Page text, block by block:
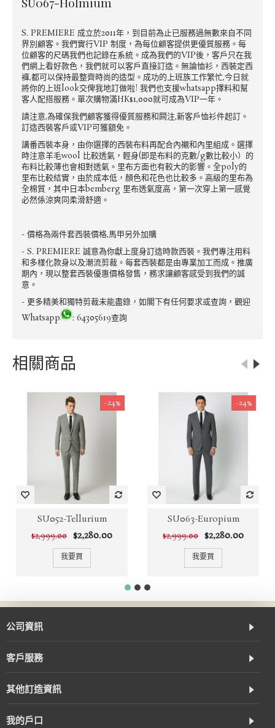
S. PREMIERE 成立於2011年，到目前為止已服務過無數來自不同
界別顧客。我們實行VIP 制度，為每位顧客提供更優質服務。每
位顧客的尺碼我們也記錄在系統。成為我們的VIP後，客戶只在我
們網上看好款色，我們就可以客戶直接訂造。無論恤衫，西裝定西
褲,都可以保持最整齊時尚的造型。成功的上班族工作繁忙,今日就
將你的上班look交俾我地訂做啦! 我們也支援whatsapp擇料和幫
客人配搭服務。單次購物滿HK$1,000就可成為VIP一年。
請注意,為確保我們顧客獲得優質服務和闗注,新客戶恤衫件起訂。
訂造西裝客戶或VIP可獲額免。
講番西裝本身，由你選擇的西裝布料再配合內襯和內里組成。選擇
時注意羊毛wool 比較透氣，輕身(即是布料的克數/g數比較小）的
布料比較薄也會相對透氣。里布方面也有較大的影響。全poly的
里布比較結實，由於成本低，顏色和花色也比較多。高級的里布為
全棉質，其中日本bemberg 里布透氣度高，第一次穿上第一感覺
必然係涼爽同柔滑舒適。
- 價格為兩件套西裝價格,馬甲另外加購
- S. PREMIERE 誠意為你獻上度身訂造時款西裝。我們專注用料
和多樣化款身以及潮流剪裁。每套西裝都是由專業加工而成。推廣
期內，現以整套西裝優惠價格發售，務求讓顧客感受到我們的誠
意。
- 更多精美和獨特剪裁未能盡錄，如閣下有任何要求或查詢，觀迎
Whatsapp
: 64305619查詢
相關商品
-24%
SU052-Tellurium
$2,999.00 $2,280.00
我要買
-24%
SU063-Europium
$2,999.00 $2,280.00
我要買
公司資訊
客戶服務
其他訂造資訊
我的戶口